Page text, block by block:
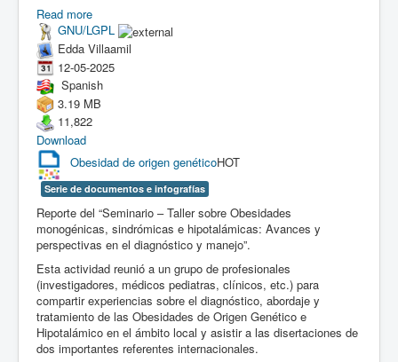
Read more
GNU/LGPL
Edda Villaamil
12-05-2025
Spanish
3.19 MB
11,822
Download
Obesidad de origen genéticoHOT
Serie de documentos e infografías
Reporte del “Seminario – Taller sobre Obesidades
monogénicas, sindrómicas e hipotalámicas: Avances y
perspectivas en el diagnóstico y manejo”.
Esta actividad reunió a un grupo de profesionales
(investigadores, médicos pediatras, clínicos, etc.) para
compartir experiencias sobre el diagnóstico, abordaje y
tratamiento de las Obesidades de Origen Genético e
Hipotalámico en el ámbito local y asistir a las disertaciones de
dos importantes referentes internacionales.